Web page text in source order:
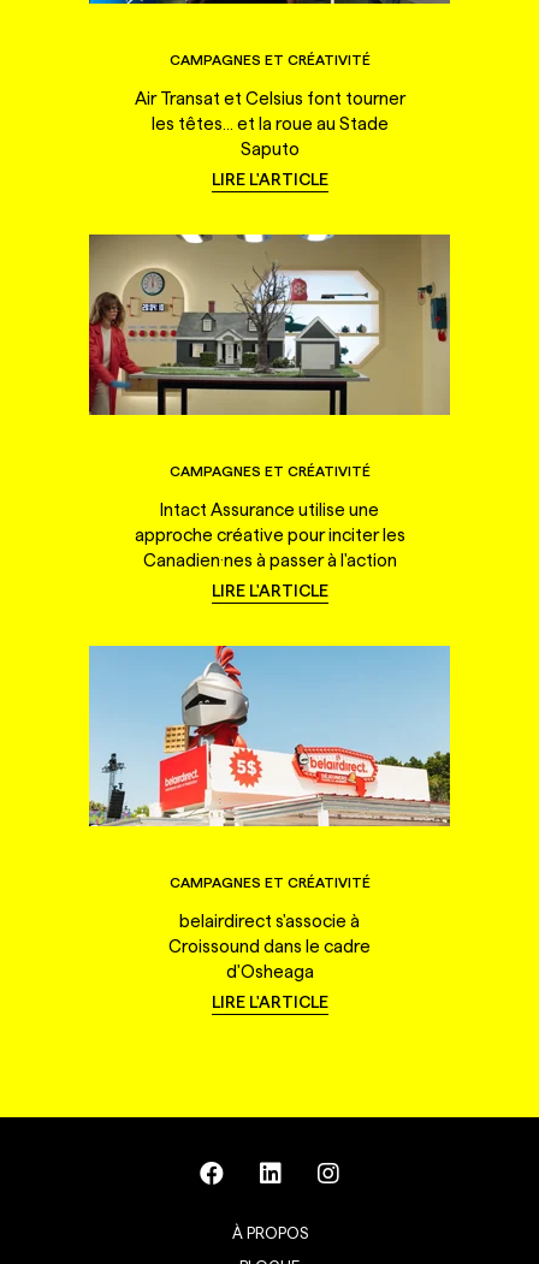
CAMPAGNES ET CRÉATIVITÉ
Air Transat et Celsius font tourner
les têtes... et la roue au Stade
Saputo
LIRE L'ARTICLE
CAMPAGNES ET CRÉATIVITÉ
Intact Assurance utilise une
approche créative pour inciter les
Canadien·nes à passer à l'action
LIRE L'ARTICLE
CAMPAGNES ET CRÉATIVITÉ
belairdirect s'associe à
Croissound dans le cadre
d'Osheaga
LIRE L'ARTICLE
À PROPOS